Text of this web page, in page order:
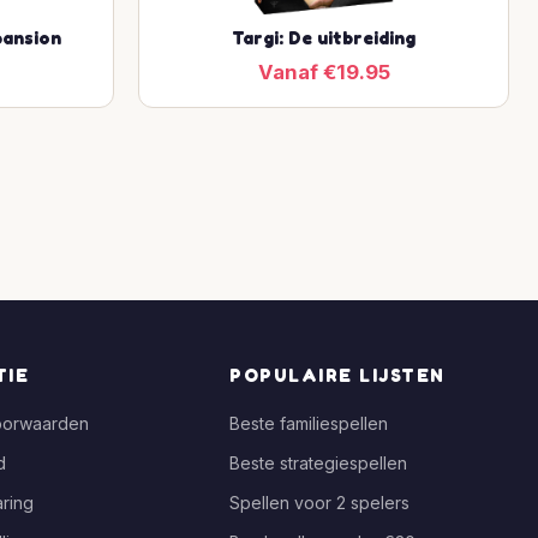
Targi: De uitbreiding
Vanaf €19.95
POPULAIRE LIJSTEN
Beste familiespellen
Beste strategiespellen
Spellen voor 2 spelers